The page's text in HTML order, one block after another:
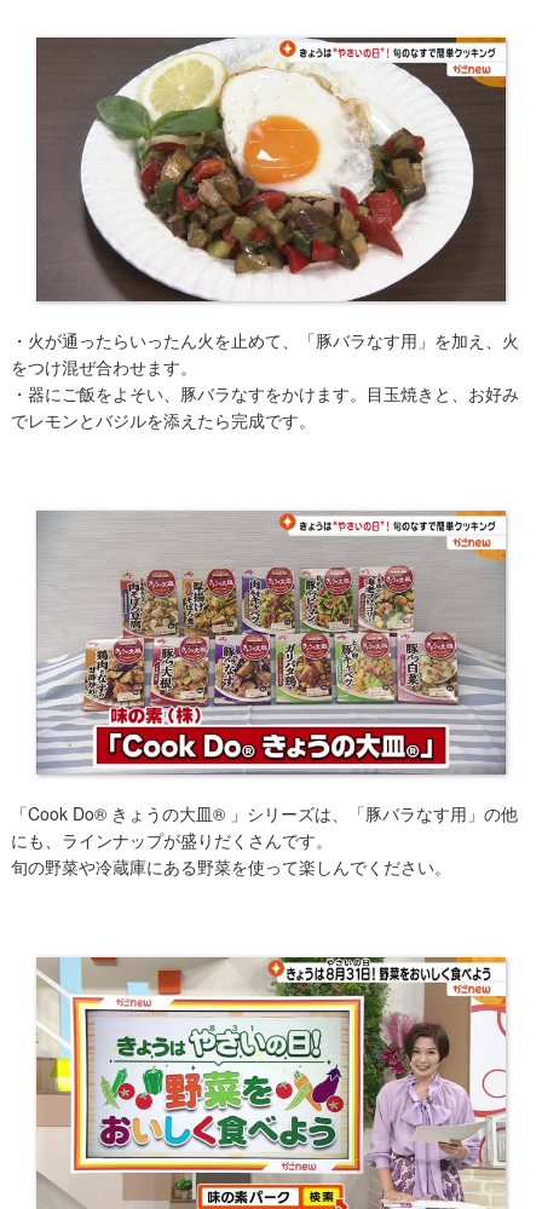
・火が通ったらいったん火を止めて、「豚バラなす用」を加え、火
をつけ混ぜ合わせます。
・器にご飯をよそい、豚バラなすをかけます。目玉焼きと、お好み
でレモンとバジルを添えたら完成です。
​「Cook Do® きょうの大皿® 」シリーズは、「豚バラなす用」の他
にも、ラインナップが盛りだくさんです。
旬の野菜や冷蔵庫にある野菜を使って楽しんでください。